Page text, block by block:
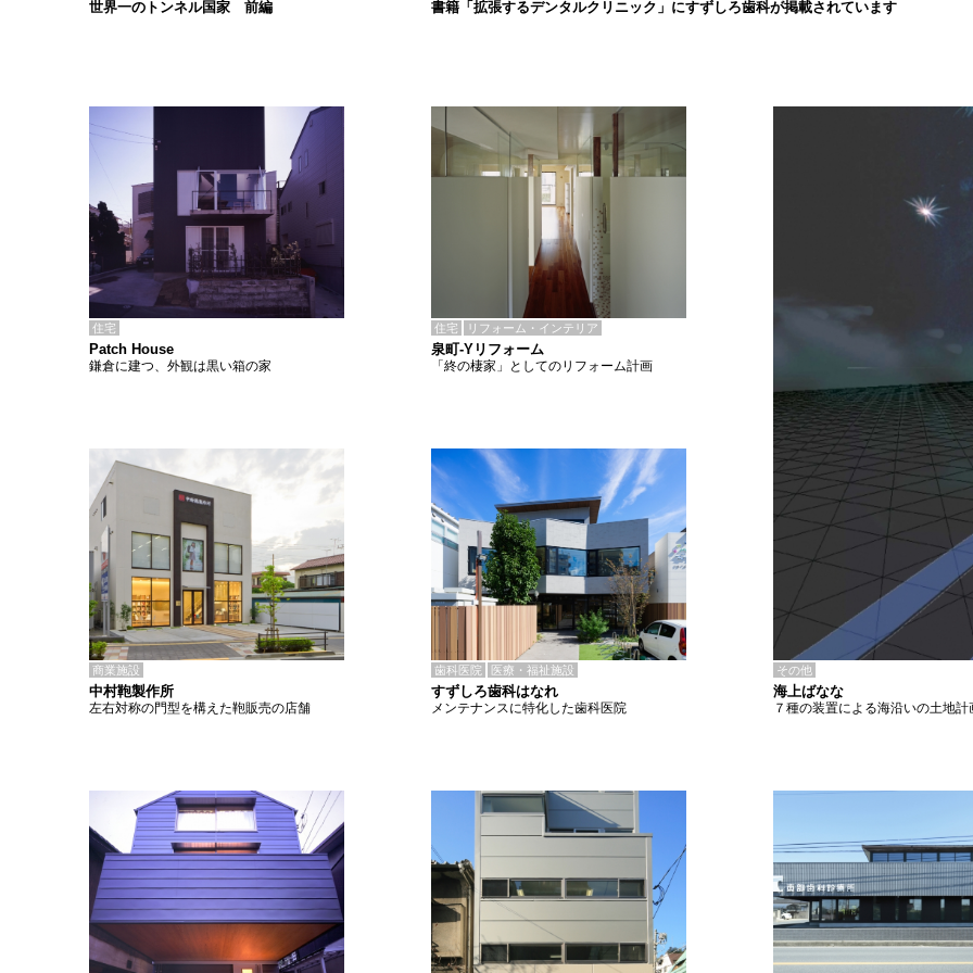
書籍「拡張するデンタルクリニック」にすずしろ歯科が掲載されています
世界一のトンネル国家 前編
住宅
Patch House
鎌倉に建つ、外観は黒い箱の家
住宅 リフォーム・インテリア
泉町-Yリフォーム
「終の棲家」としてのリフォーム計画
商業施設
中村鞄製作所
左右対称の門型を構えた鞄販売の店舗
歯科医院 医療・福祉施設
すずしろ歯科はなれ
メンテナンスに特化した歯科医院
その他
海上ばなな
７種の装置による海沿いの土地計